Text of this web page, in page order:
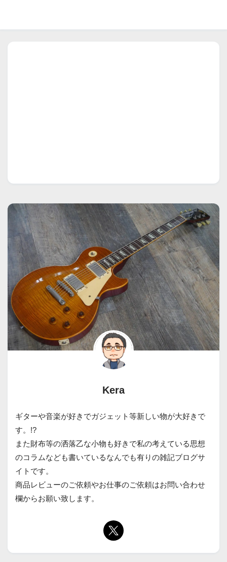
Kera
ギターや音楽が好きでガジェット等新しい物が大好きで
す。!?
また財布等の洒落乙な小物も好きで私の考えている思想
のコラムなども書いているなんでも有りの雑記ブログサ
イトです。
商品レビューのご依頼やお仕事のご依頼はお問い合わせ
欄からお願い致します。